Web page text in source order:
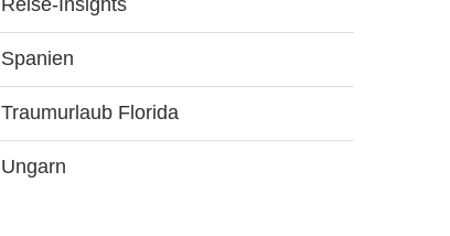
Reise-Insights
Spanien
Traumurlaub Florida
Ungarn